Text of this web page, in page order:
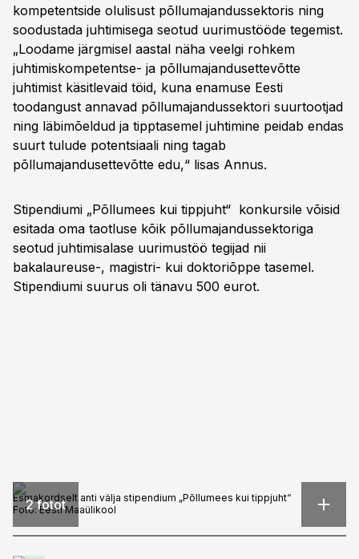
kompetentside olulisust põllumajandussektoris ning
soodustada juhtimisega seotud uurimustööde tegemist.
„Loodame järgmisel aastal näha veelgi rohkem
juhtimiskompetentse- ja põllumajandusettevõtte
juhtimist käsitlevaid töid, kuna enamuse Eesti
toodangust annavad põllumajandussektori suurtootjad
ning läbimõeldud ja tipptasemel juhtimine peidab endas
suurt tulude potentsiaali ning tagab
põllumajandusettevõtte edu,“ lisas Annus.
Stipendiumi „Põllumees kui tippjuht“ konkursile võisid
esitada oma taotluse kõik põllumajandussektoriga
seotud juhtimisalase uurimustöö tegijad nii
bakalaureuse-, magistri- kui doktoriõppe tasemel.
Stipendiumi suurus oli tänavu 500 eurot.
2 fotot
Esmakordselt anti välja stipendium „Põllumees kui tippjuht“
Foto:Eesti Maaülikool